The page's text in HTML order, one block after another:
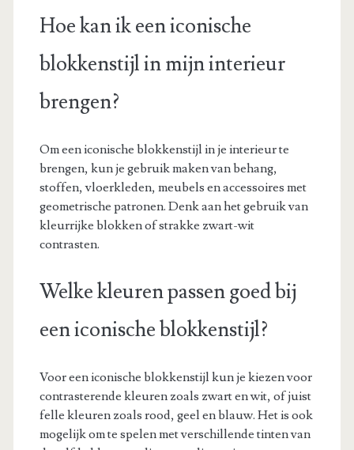
Hoe kan ik een iconische
blokkenstijl in mijn interieur
brengen?
Om een iconische blokkenstijl in je interieur te
brengen, kun je gebruik maken van behang,
stoffen, vloerkleden, meubels en accessoires met
geometrische patronen. Denk aan het gebruik van
kleurrijke blokken of strakke zwart-wit
contrasten.
Welke kleuren passen goed bij
een iconische blokkenstijl?
Voor een iconische blokkenstijl kun je kiezen voor
contrasterende kleuren zoals zwart en wit, of juist
felle kleuren zoals rood, geel en blauw. Het is ook
mogelijk om te spelen met verschillende tinten van